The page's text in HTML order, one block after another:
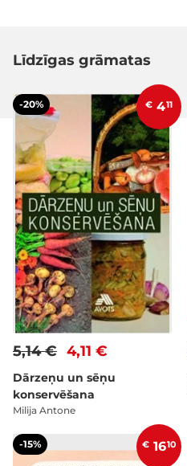
Līdzīgas grāmatas
-20% € 411
4,11 €
5,14 €
Dārzeņu un sēņu
konservēšana
Milija Antone
-15% € 1610